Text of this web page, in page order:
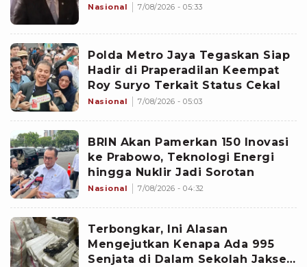
Nasional 7/08/2026 - 05:33
Polda Metro Jaya Tegaskan Siap
Hadir di Praperadilan Keempat
Roy Suryo Terkait Status Cekal
Nasional 7/08/2026 - 05:03
BRIN Akan Pamerkan 150 Inovasi
ke Prabowo, Teknologi Energi
hingga Nuklir Jadi Sorotan
Nasional 7/08/2026 - 04:32
Terbongkar, Ini Alasan
Mengejutkan Kenapa Ada 995
Senjata di Dalam Sekolah Jaksel